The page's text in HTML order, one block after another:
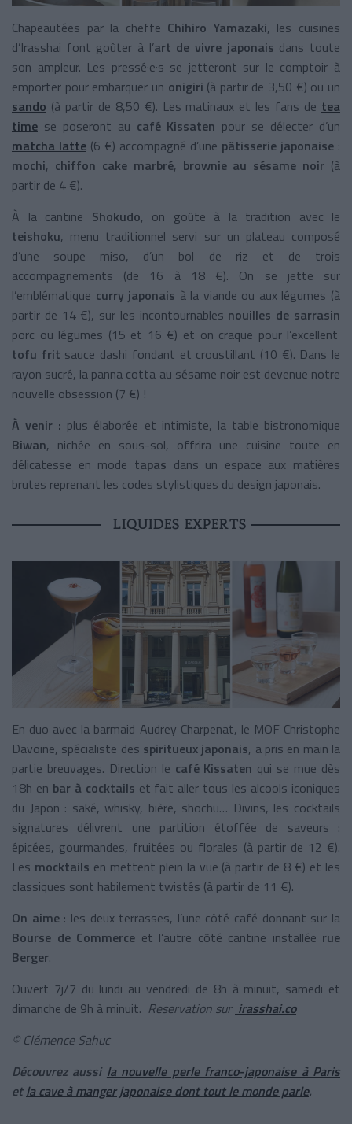
Chapeautées par la cheffe Chihiro Yamazaki, les cuisines
d’Irasshai font goûter à l’art de vivre japonais dans toute
son ampleur. Les pressé·e·s se jetteront sur le comptoir à
emporter pour embarquer un onigiri (à partir de 3,50 €) ou un
sando (à partir de 8,50 €). Les matinaux et les fans de tea
time se poseront au café Kissaten pour se délecter d’un
matcha latte (6 €) accompagné d’une pâtisserie japonaise :
mochi, chiffon cake marbré, brownie au sésame noir (à
partir de 4 €).
À la cantine Shokudo, on goûte à la tradition avec le
teishoku, menu traditionnel servi sur un plateau composé
d’une soupe miso, d’un bol de riz et de trois
accompagnements (de 16 à 18 €). On se jette sur
l’emblématique curry japonais à la viande ou aux légumes (à
partir de 14 €), sur les incontournables nouilles de sarrasin
porc ou légumes (15 et 16 €) et on craque pour l’excellent
tofu frit sauce dashi fondant et croustillant (10 €). Dans le
rayon sucré, la panna cotta au sésame noir est devenue notre
nouvelle obsession (7 €) !
À venir : plus élaborée et intimiste, la table bistronomique
Biwan, nichée en sous-sol, offrira une cuisine toute en
délicatesse en mode tapas dans un espace aux matières
brutes reprenant les codes stylistiques du design japonais.
LIQUIDES EXPERTS
En duo avec la barmaid Audrey Charpenat, le MOF Christophe
Davoine, spécialiste des spiritueux japonais, a pris en main la
partie breuvages. Direction le café Kissaten qui se mue dès
18h en bar à cocktails et fait aller tous les alcools iconiques
du Japon : saké, whisky, bière, shochu… Divins, les cocktails
signatures délivrent une partition étoffée de saveurs :
épicées, gourmandes, fruitées ou florales (à partir de 12 €).
Les mocktails en mettent plein la vue (à partir de 8 €) et les
classiques sont habilement twistés (à partir de 11 €).
On aime: les deux terrasses, l’une côté café donnant sur la
Bourse de Commerce et l’autre côté cantine installée rue
Berger.
Ouvert 7j/7 du lundi au vendredi de 8h à minuit, samedi et
dimanche de 9h à minuit. Reservation sur irasshai.co
© Clémence Sahuc
Découvrez aussi la nouvelle perle franco-japonaise à Paris
etla cave à manger japonaise dont tout le monde parle.